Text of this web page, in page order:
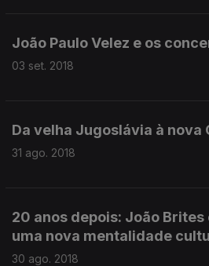
João Paulo Velez e os
03 set. 2018
Da velha Jugoslávia à nova
31 ago. 2018
20 anos depois: João
uma nova mentalidade
30 ago. 2018